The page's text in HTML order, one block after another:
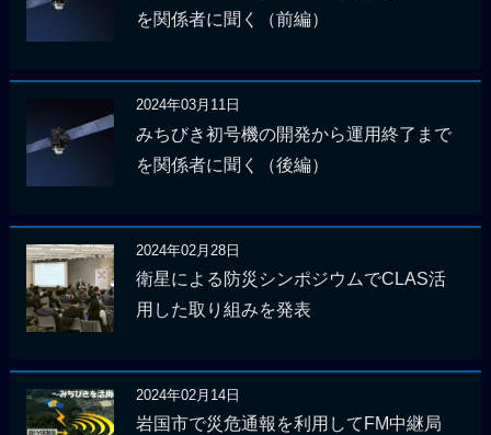
を関係者に聞く（前編）
2024年03月11日
みちびき初号機の開発から運用終了まで
を関係者に聞く（後編）
2024年02月28日
衛星による防災シンポジウムでCLAS活
用した取り組みを発表
2024年02月14日
岩国市で災危通報を利用してFM中継局